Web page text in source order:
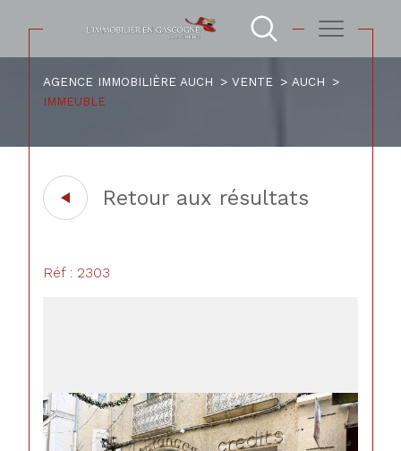
AGENCE IMMOBILIÈRE AUCH VENTE
AUCH
IMMEUBLE
Retour aux résultats
Réf : 2303